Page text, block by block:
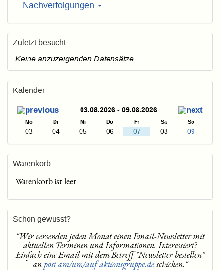
Nachverfolgungen
Zuletzt besucht
Keine anzuzeigenden Datensätze
Kalender
03.08.2026 - 09.08.2026
Mo Di Mi Do Fr Sa So
03 04 05 06 07 08 09
Warenkorb
Warenkorb ist leer
Schon gewusst?
"Wir versenden jeden Monat einen Email-Newsletter mit
aktuellen Terminen und Informationen. Interessiert?
Einfach eine Email mit dem Betreff "Newsletter bestellen"
anpost am/um/auf aktionsgruppe.deschicken."